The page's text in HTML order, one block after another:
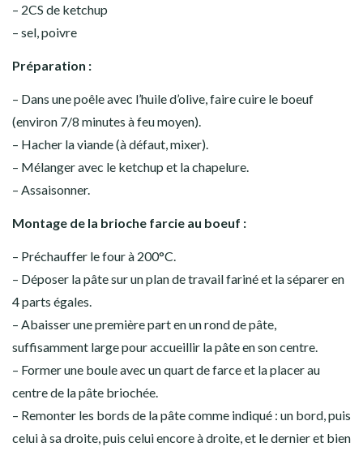
– 2CS de ketchup
– sel, poivre
Préparation :
– Dans une poêle avec l’huile d’olive, faire cuire le boeuf
(environ 7/8 minutes à feu moyen).
– Hacher la viande (à défaut, mixer).
– Mélanger avec le ketchup et la chapelure.
– Assaisonner.
Montage de la brioche farcie au boeuf :
– Préchauffer le four à 200°C.
– Déposer la pâte sur un plan de travail fariné et la séparer en
4 parts égales.
– Abaisser une première part en un rond de pâte,
suffisamment large pour accueillir la pâte en son centre.
– Former une boule avec un quart de farce et la placer au
centre de la pâte briochée.
– Remonter les bords de la pâte comme indiqué : un bord, puis
celui à sa droite, puis celui encore à droite, et le dernier et bien